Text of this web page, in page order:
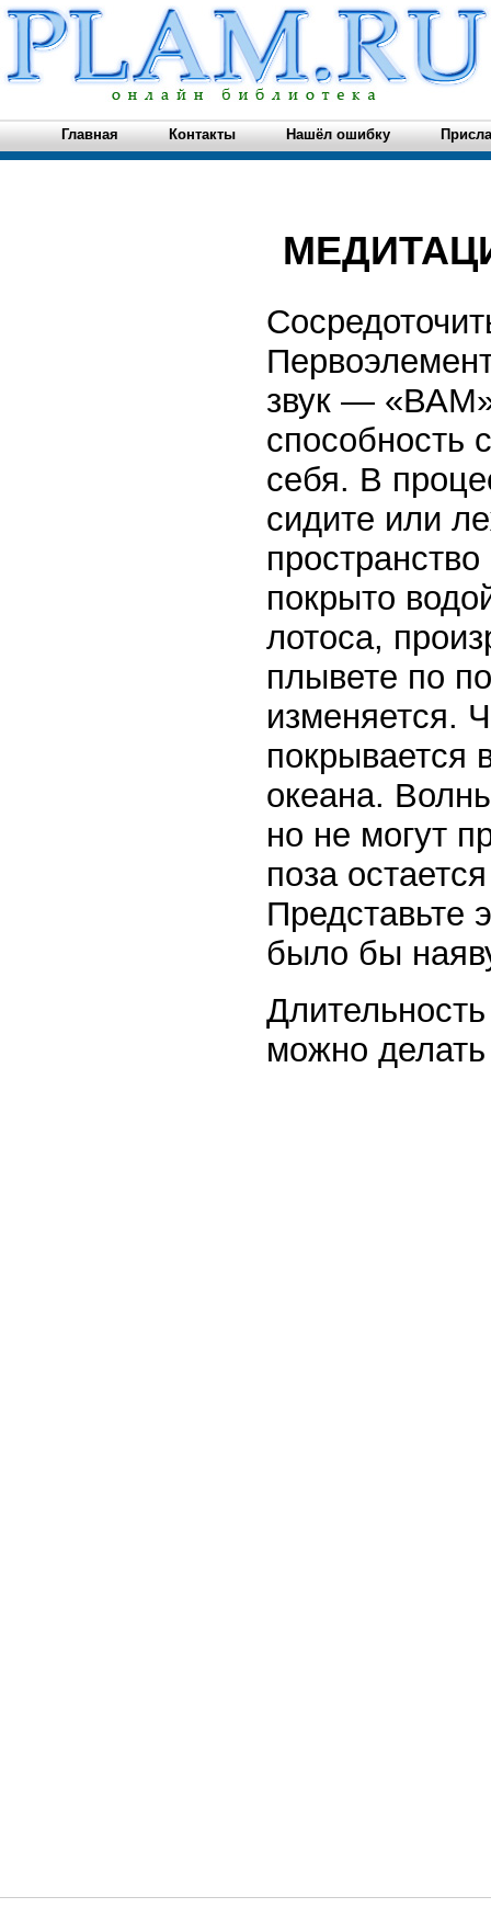
Главная Контакты Нашёл ошибку
звук —
способность
себя. В
сидите или
покрыто
лотоса,
плывете по
изменяется.
покрывается
океана.
но не могут
поза
Представьте
было бы
можно